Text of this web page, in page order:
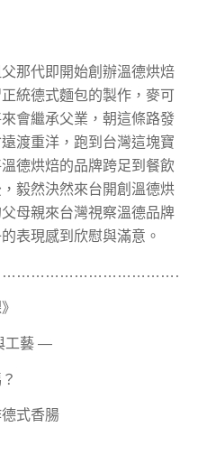
那代即開始創辦溫德烘焙
統德式麵包的製作，麥可
會繼承父業，朝這條路發
渡重洋，跑到台灣這塊寶
德烘焙的品牌跨足到餐飲
毅然決然來台開創溫德烘
母親來台灣視察溫德品牌
表現感到欣慰與滿意。
工藝 —
式香腸